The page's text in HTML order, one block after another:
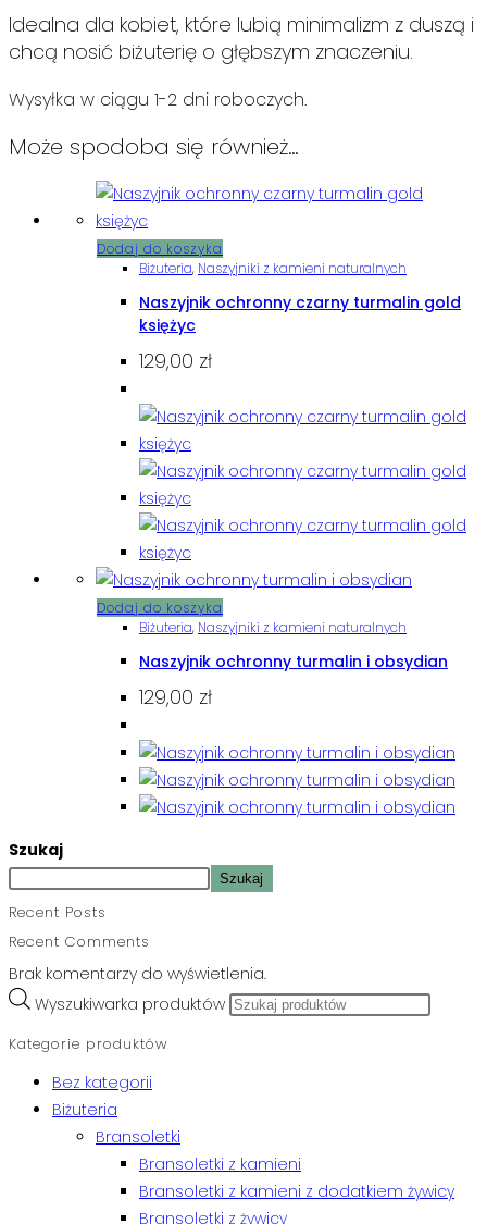
Idealna dla kobiet, które lubią minimalizm z duszą i
chcą nosić biżuterię o głębszym znaczeniu.
Wysyłka w ciągu 1-2 dni roboczych.
Może spodoba się również…
Dodaj do koszyka
Biżuteria, Naszyjniki z kamieni naturalnych
Naszyjnik ochronny czarny turmalin gold
księżyc
129,00 zł
Dodaj do koszyka
Biżuteria, Naszyjniki z kamieni naturalnych
Naszyjnik ochronny turmalin i obsydian
129,00 zł
Szukaj
Szukaj
Recent Posts
Recent Comments
Brak komentarzy do wyświetlenia.
Wyszukiwarka produktów
Kategorie produktów
Bez kategorii
Biżuteria
Bransoletki
Bransoletki z kamieni
Bransoletki z kamieni z dodatkiem żywicy
Bransoletki z żywicy